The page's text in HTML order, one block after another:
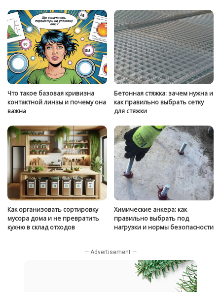
Что такое базовая кривизна
контактной линзы и почему она
важна
Бетонная стяжка: зачем нужна и
как правильно выбрать сетку
для стяжки
Как организовать сортировку
мусора дома и не превратить
кухню в склад отходов
Химические анкера: как
правильно выбрать под
нагрузки и нормы безопасности
— Advertisement —